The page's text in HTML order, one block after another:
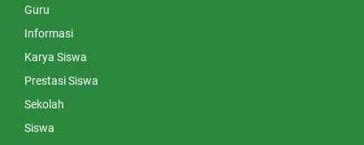
Guru
Informasi
Karya Siswa
Prestasi Siswa
Sekolah
Siswa